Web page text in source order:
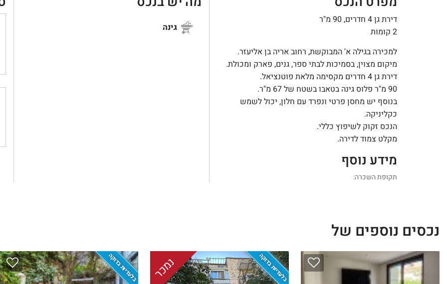
דירת גן 4 חדרים, 90 מ"ר
2 קומות
למכירה בגילה א' המבוקשת, רחוב אריה בן אליעזר.
מיקום מצוין, בסמיכות לבתי ספר, גנים, פארק ומכולת.
דירת גן 4 חדרים מקסימה מלאת פוטנציאל.
90 מ"ר פלוס גינה בטאבו בשטח של 67 מ"ר.
בנוסף יש מחסן פרטי ונפרד עם חלון, יכול לשמש
כקליניקה.
הנכס זקוק לשיפוץ כללי.
מקלט צמוד לדירה.
מידע נוסף
תקופת השכרה:
גינה
נכסים נוספים של
בלעדיות בדוקה נמכר בלעדיות בדוקה